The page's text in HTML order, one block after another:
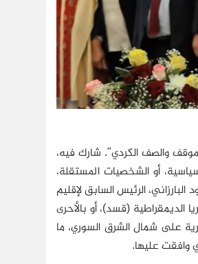
نيسان 2025، مؤتمر بعنوان "وحدة الموقف والصف الكردي". شارك فيه،
وغير السياسية، أو الشخصيات المستقلة،
الرئيس السابق لإقليم
الديمقراطية (قسد)، أو بالأحرى
على شمال الشرق السوري، ما
وافقت عليها.